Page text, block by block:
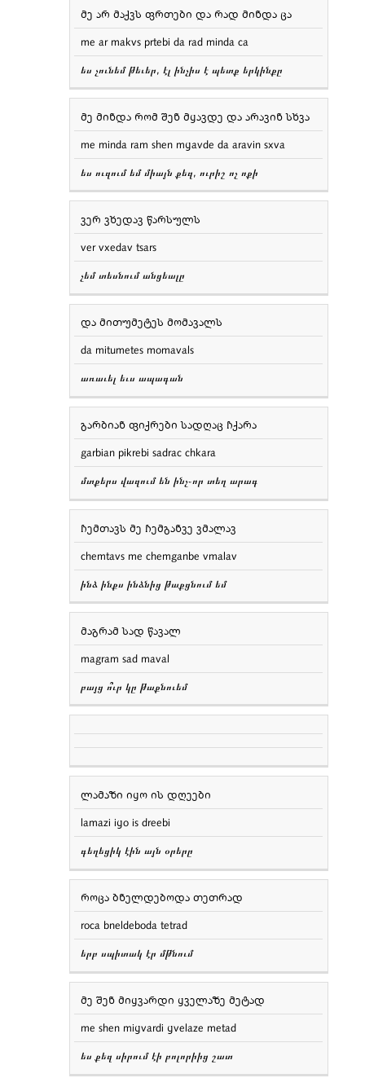
მე არ მაქვს ფრთები და რად მინდა ცა
me ar makvs prtebi da rad minda ca
ես չունեմ թեւեր, էլ ինչիս է պետք երկինքը
მე მინდა რომ შენ მყავდე და არავინ სხვა
me minda ram shen mყavde da aravin sxva
ես ուզում եմ միայն քեզ, ուրիշ ոչ ոքի
ვერ ვხედავ წარსულს
ver vxedav tsars
չեմ տեսնում անցեալը
და მითუმეტეს მომავალს
da mitumetes momavals
առաւել եւս ապագան
გარბიან ფიქრები სადღაც ჩქარა
garbian pikrebi sadrac chkara
մտքերս վազում են ինչ֊որ տեղ արագ
ჩემთავს მე ჩემგანვე ვმალავ
chemtavs me chemganbe vmalav
ինձ ինքս ինձնից թաքցնում եմ
მაგრამ სად წავალ
magram sad maval
բայց ո՞ւր կը թաքնուեմ
ლამაზი იყო ის დღეები
lamazi iყo is dreebi
գեղեցիկ էին այն օրերը
როცა ბნელდებოდა თეთრად
roca bneldeboda tetrad
երբ սպիտակ էր մթնում
მე შენ მიყვარდი ყველაზე მეტად
me shen miყvardi ყvelaze metad
ես քեզ սիրում էի բոլորիից շատ